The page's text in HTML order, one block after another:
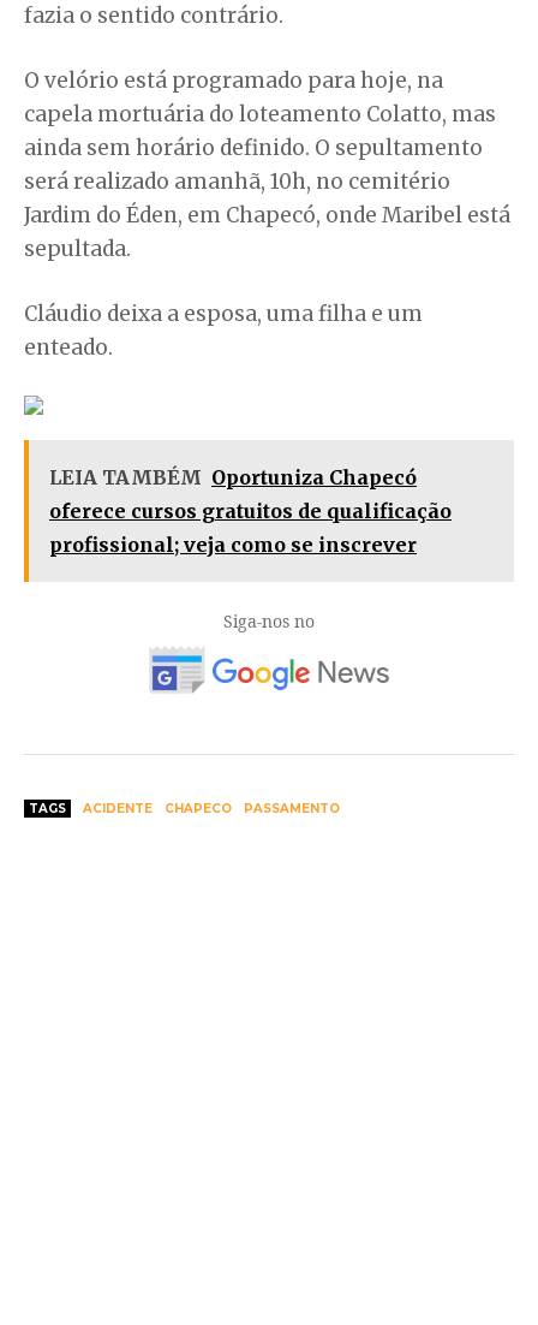
fazia o sentido contrário.
O velório está programado para hoje, na
capela mortuária do loteamento Colatto, mas
ainda sem horário definido. O sepultamento
será realizado amanhã, 10h, no cemitério
Jardim do Éden, em Chapecó, onde Maribel está
sepultada.
Cláudio deixa a esposa, uma filha e um
enteado.
LEIA TAMBÉM Oportuniza Chapecó
oferece cursos gratuitos de qualificação
profissional; veja como se inscrever
Siga-nos no
TAGS ACIDENTE CHAPECO PASSAMENTO